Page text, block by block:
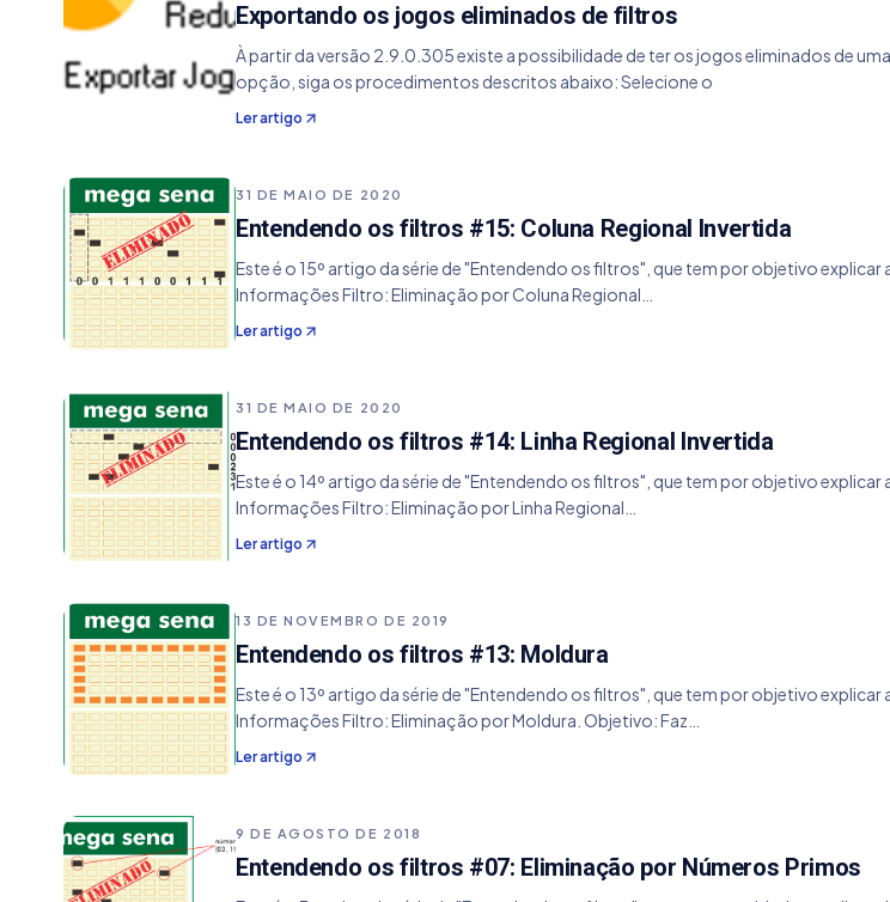
Exportando os jogos eliminados de filtros
À partir da versão 2.9.0.305 existe a possibilidade de ter os jogos eliminados de
opção, siga os procedimentos descritos abaixo: Selecione o
Ler artigo
31 DE MAIO DE 2020
Entendendo os filtros #15: Coluna Regional Invertida
Este é o 15º artigo da série de "Entendendo os filtros", que tem por objetivo
Informações Filtro: Eliminação por Coluna Regional…
Ler artigo
31 DE MAIO DE 2020
Entendendo os filtros #14: Linha Regional Invertida
Este é o 14º artigo da série de "Entendendo os filtros", que tem por objetivo
Informações Filtro: Eliminação por Linha Regional…
Ler artigo
13 DE NOVEMBRO DE 2019
Entendendo os filtros #13: Moldura
Este é o 13º artigo da série de "Entendendo os filtros", que tem por objetivo
Informações Filtro: Eliminação por Moldura. Objetivo: Faz…
Ler artigo
9 DE AGOSTO DE 2018
Entendendo os filtros #07: Eliminação por Números Primos